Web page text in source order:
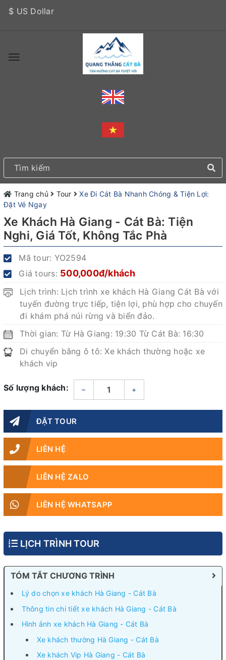
$ US Dollar
Trang chủ Tour
Xe Đi Cát Bà Nhanh Chóng & Tiện Lợi:
Đặt Vé Ngay
Xe Khách Hà Giang - Cát Bà: Tiện
Nghi, Giá Tốt, Không Tắc Phà
Mã tour: YO2594
Giá tours: 500,000đ/khách
Lịch trình: Lịch trình xe khách Hà Giang Cát Bà với
tuyến đường trực tiếp, tiện lợi, phù hợp cho chuyến
đi khám phá núi rừng và biển đảo.
Thời gian: Từ Hà Giang: 19:30 Từ Cát Bà: 16:30
Di chuyển bằng ô tô: Xe khách thường hoặc xe
khách vip
Số lượng khách: – +
ĐẶT TOUR
LIÊN HỆ
LIÊN HỆ ZALO
LIÊN HỆ WHATSAPP
LỊCH TRÌNH TOUR
TÓM TẮT CHƯƠNG TRÌNH
Lý do chọn xe khách Hà Giang - Cát Bà
Thông tin chi tiết xe khách Hà Giang - Cát Bà
Hình ảnh xe khách Hà Giang - Cát Bà
Xe khách thường Hà Giang - Cát Bà
Xe khách Vip Hà Giang - Cát Bà